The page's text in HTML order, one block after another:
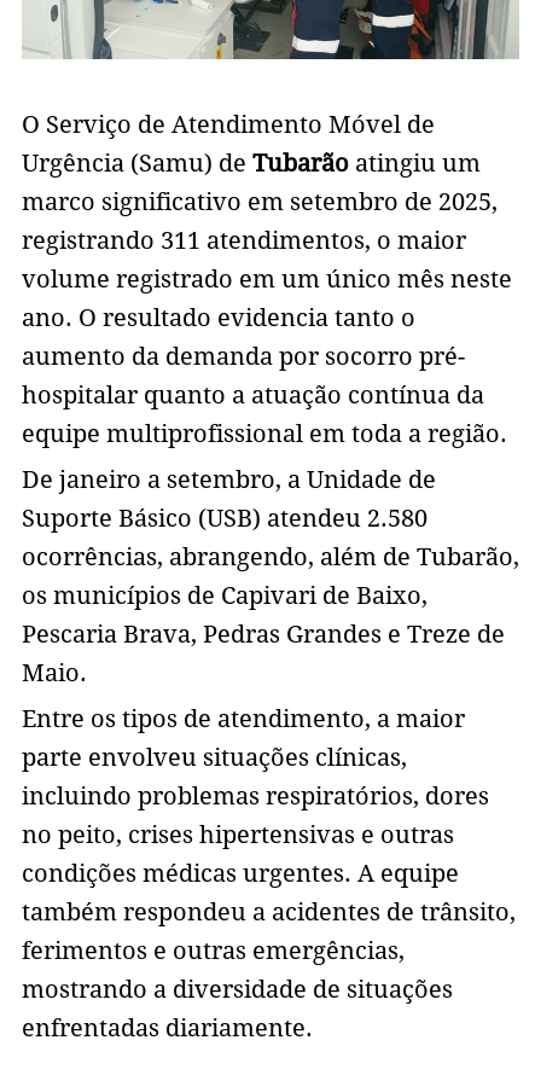
O Serviço de Atendimento Móvel de
Urgência (Samu) de Tubarãoatingiu um
marco significativo em setembro de 2025,
registrando 311 atendimentos, o maior
volume registrado em um único mês neste
ano. O resultado evidencia tanto o
aumento da demanda por socorro pré-
hospitalar quanto a atuação contínua da
equipe multiprofissional em toda a região.
De janeiro a setembro, a Unidade de
Suporte Básico (USB) atendeu 2.580
ocorrências, abrangendo, além de Tubarão,
os municípios de Capivari de Baixo,
Pescaria Brava, Pedras Grandes e Treze de
Maio.
Entre os tipos de atendimento, a maior
parte envolveu situações clínicas,
incluindo problemas respiratórios, dores
no peito, crises hipertensivas e outras
condições médicas urgentes. A equipe
também respondeu a acidentes de trânsito,
ferimentos e outras emergências,
mostrando a diversidade de situações
enfrentadas diariamente.